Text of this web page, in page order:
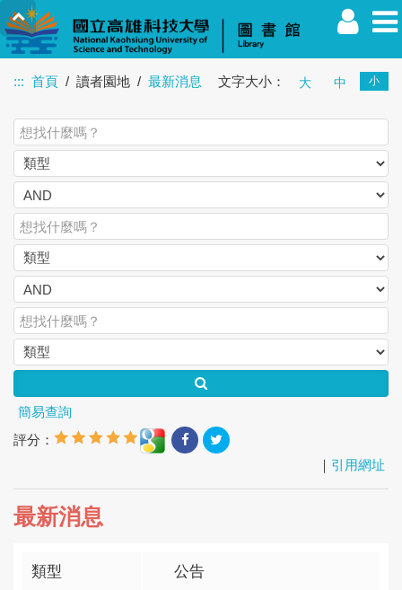
教職員 學生 校友 其他 訪客
::: 首頁 讀者園地 最新消息 文字大小： 大 中 小
簡易查詢
評分：
｜ 引用網址
最新消息
類型 公告